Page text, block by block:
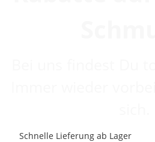
Schnelle Lieferung ab Lager